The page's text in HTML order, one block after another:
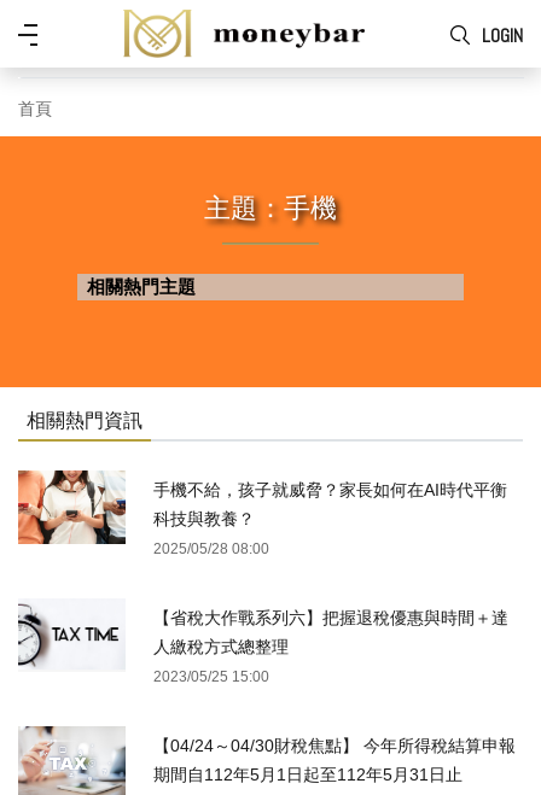
Skip to main content
LOGIN
功
首頁
主題：手機
相關熱門主題
相關熱門資訊
手機不給，孩子就威脅？家長如何在AI時代平衡
科技與教養？
2025/05/28 08:00
【省稅大作戰系列六】把握退稅優惠與時間＋達
人繳稅方式總整理
2023/05/25 15:00
【04/24～04/30財稅焦點】 今年所得稅結算申報
期間自112年5月1日起至112年5月31日止